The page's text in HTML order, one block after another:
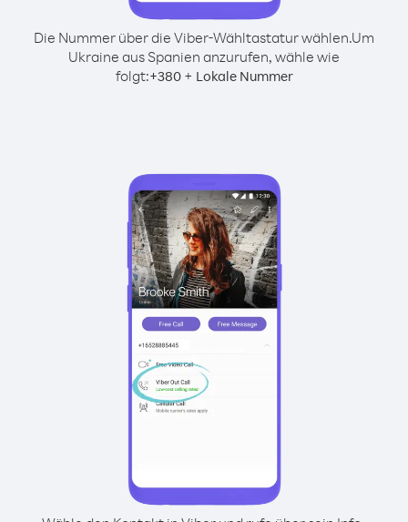
Die Nummer über die Viber-Wähltastatur wählen.Um
Ukraine aus Spanien anzurufen, wähle wie
folgt:+380+ Lokale Nummer